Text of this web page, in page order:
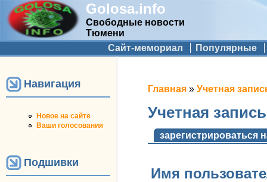
Golosa.info
Свободные новости
Тюмени
Дополнительное меню
Сайт-мемориал Популярные
Навигация
Новое на сайте
Ваши голосования
Подшивки
Вы здесь
Главная » Учетная
Учетная
Главные
зарегистрироваться
Имя